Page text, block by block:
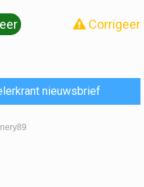
Corrigeer
nieuwsbrief